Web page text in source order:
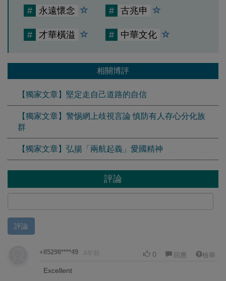
# 永遠懷念 # 古兆申
# 才華橫溢 # 中華文化
相關博評
【獨家文章】堅定走自己道路的自信
【獨家文章】警惕網上歧視言論 慎防有人存心分化族
群
【獨家文章】弘揚「兩航起義」愛國精神
評論
評論
+85298****49 4年前 0 回應 檢舉
Excellent